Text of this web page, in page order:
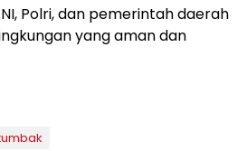
Polri, dan pemerintah daerah
yang aman dan